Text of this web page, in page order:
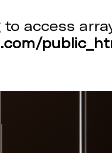
to access